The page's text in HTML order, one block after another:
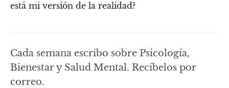
está mi versión de la realidad?
Cada semana escribo sobre Psicología,
Bienestar y Salud Mental. Recíbelos por
correo.